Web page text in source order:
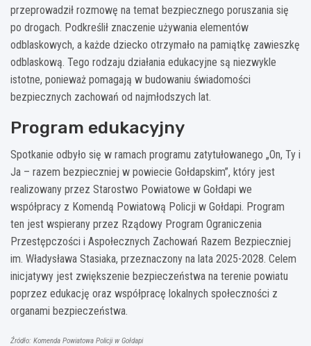
przeprowadził rozmowę na temat bezpiecznego poruszania się
po drogach. Podkreślił znaczenie używania elementów
odblaskowych, a każde dziecko otrzymało na pamiątkę zawieszkę
odblaskową. Tego rodzaju działania edukacyjne są niezwykle
istotne, ponieważ pomagają w budowaniu świadomości
bezpiecznych zachowań od najmłodszych lat.
Program edukacyjny
Spotkanie odbyło się w ramach programu zatytułowanego „On, Ty i
Ja – razem bezpieczniej w powiecie Gołdapskim”, który jest
realizowany przez Starostwo Powiatowe w Gołdapi we
współpracy z Komendą Powiatową Policji w Gołdapi. Program
ten jest wspierany przez Rządowy Program Ograniczenia
Przestępczości i Aspołecznych Zachowań Razem Bezpieczniej
im. Władysława Stasiaka, przeznaczony na lata 2025-2028. Celem
inicjatywy jest zwiększenie bezpieczeństwa na terenie powiatu
poprzez edukację oraz współpracę lokalnych społeczności z
organami bezpieczeństwa.
Źródło: Komenda Powiatowa Policji w Gołdapi